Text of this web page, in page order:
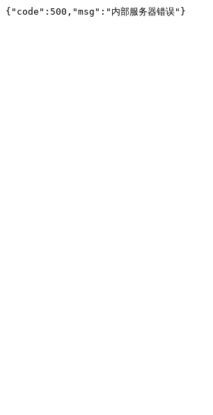
{"code":500,"msg":"内部服务器错误"}